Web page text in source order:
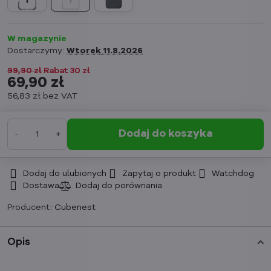
W magazynie
Dostarczymy: Wtorek 11.8.2026
99,90 zł Rabat 30 zł
69,90 zł
56,83 zł bez VAT
Dodaj do koszyka
Dodaj do ulubionych Zapytaj o produkt
Watchdog
Dostawa
Producent: Cubenest
Opis